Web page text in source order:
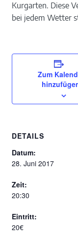
Kurgarten. Diese
bei jedem Wetter
Zum
DETAILS
Datum:
28. Juni 2017
Zeit:
20:30
Eintritt:
20€